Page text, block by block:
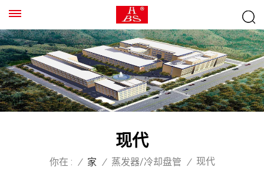
现代
你在 : / 家 / 蒸发器/冷却盘管 / 现代